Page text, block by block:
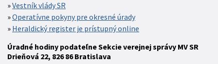
Vestník vlády SR
Operatívne pokyny pre okresné úrady
Heraldický register je prístupný online
Úradné hodiny podateľne Sekcie verejnej správy MV SR
Drieňová 22, 826 86 Bratislava